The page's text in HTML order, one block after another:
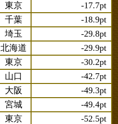
東京
-17.7pt
千葉
-18.9pt
埼玉
-29.8pt
北海道
-29.9pt
東京
-30.2pt
山口
-42.7pt
大阪
-49.3pt
宮城
-49.4pt
東京
-52.5pt